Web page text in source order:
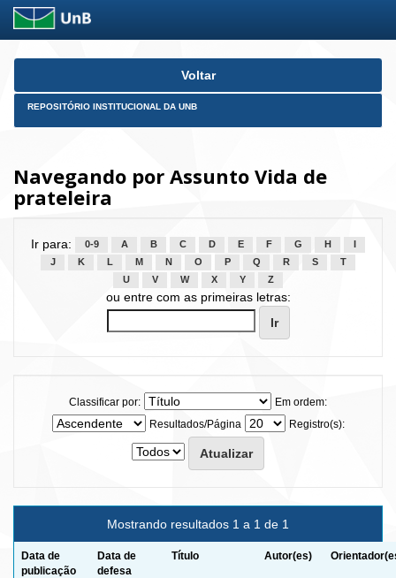
Skip
Voltar
REPOSITÓRIO INSTITUCIONAL DA UNB
Navegando por Assunto Vida de
prateleira
Ir para: 0-9 A B C D E F G H
J
K L M N O P Q R S
T
U
V W X Y Z
ou entre com as primeiras letras:
Classificar por:
Em ordem:
Resultados/Página
Registro(s):
Mostrando resultados 1 a 1 de 1
Data de
publicação
Data de
defesa
Título Autor(es)